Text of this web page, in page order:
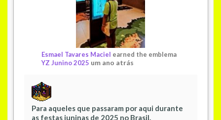
Esmael Tavares Maciel earned the emblema
YZ Junino 2025 um ano atrás
Para aqueles que passaram por aqui durante
as festas juninas de 2025 no Brasil.